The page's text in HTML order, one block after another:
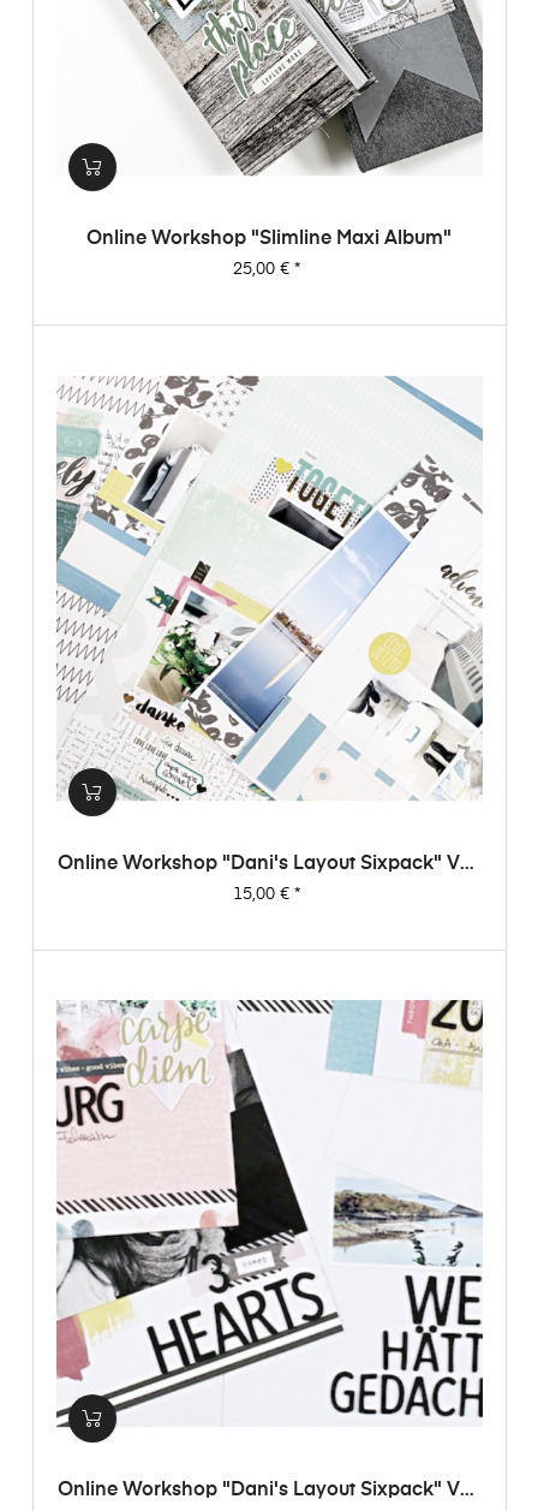
Online Workshop "Slimline Maxi Album"
Preis
25,00 €*
Online Workshop "Dani's Layout Sixpack" Vol.
3
Preis
15,00 €*
Online Workshop "Dani's Layout Sixpack" Vol.